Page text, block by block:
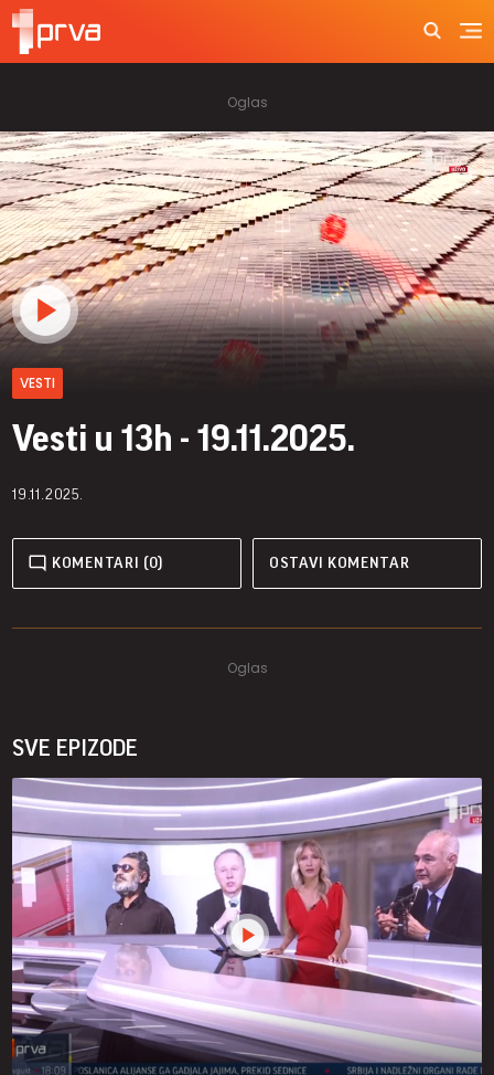
VESTI
Vesti u 13h - 19.11.2025.
19.11.2025.
KOMENTARI (0) OSTAVI KOMENTAR
SVE EPIZODE